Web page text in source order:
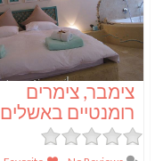
צימבר, צימרים
רומנטיים באשלים